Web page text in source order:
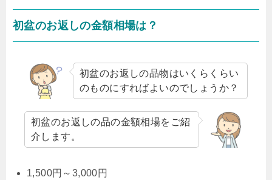
初盆のお返しの金額相場は？
初盆のお返しの品物はいくらくらい
のものにすればよいのでしょうか？
初盆のお返しの品の金額相場をご紹
介します。
1,500円～3,000円